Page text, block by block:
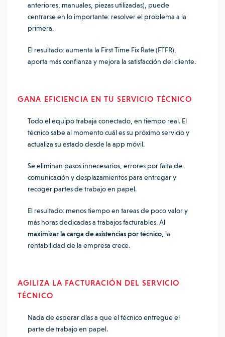
anteriores, manuales, piezas utilizadas), puede
centrarse en lo importante: resolver el problema a la
primera.
El resultado: aumenta la First Time Fix Rate (FTFR),
aporta más confianza y mejora la satisfacción del cliente.
GANA EFICIENCIA EN TU SERVICIO TÉCNICO
Todo el equipo trabaja conectado, en tiempo real. El
técnico sabe al momento cuál es su próximo servicio y
actualiza su estado desde la app móvil.
Se eliminan pasos innecesarios, errores por falta de
comunicación y desplazamientos para entregar y
recoger partes de trabajo en papel.
El resultado: menos tiempo en tareas de poco valor y
más horas dedicadas a trabajos facturables. Al
maximizar la carga de asistencias por técnico , la
rentabilidad de la empresa crece.
AGILIZA LA FACTURACIÓN DEL SERVICIO
TÉCNICO
Nada de esperar días a que el técnico entregue el
parte de trabajo en papel.